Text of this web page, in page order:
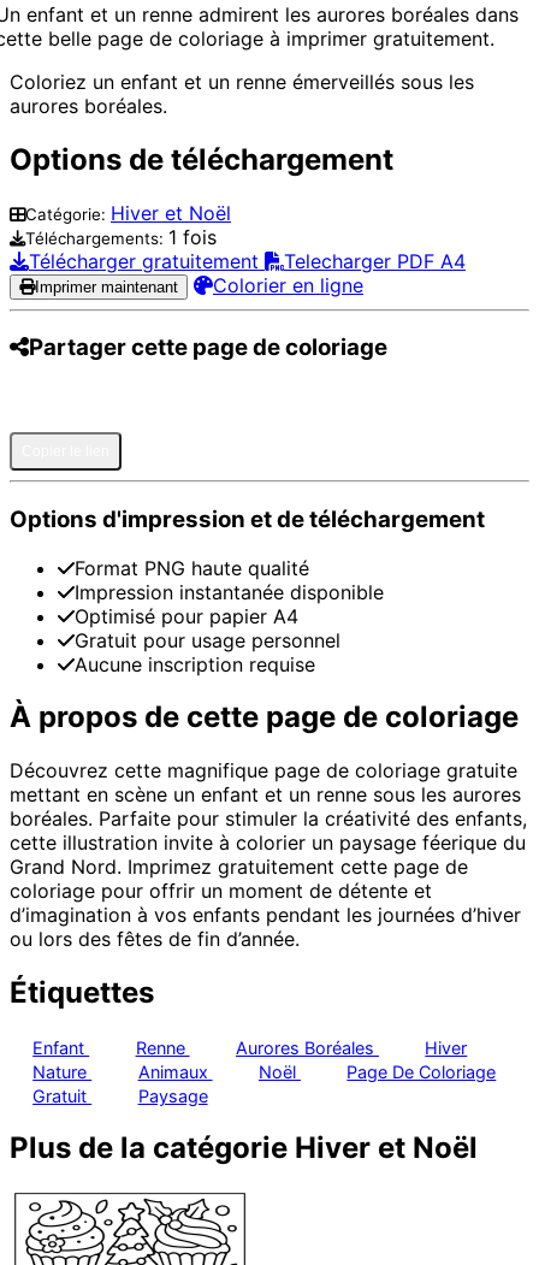
enfant et un renne admirent les aurores boréales dans
belle page de coloriage à imprimer gratuitement.
Coloriez un enfant et un renne émerveillés sous les
aurores boréales.
Options de téléchargement
Catégorie: Hiver et Noël
Téléchargements: 1 fois
Télécharger gratuitement
Telecharger PDF A4
Imprimer maintenant Colorier en ligne
Partager cette page de coloriage
Options d'impression et de téléchargement
Format PNG haute qualité
Impression instantanée disponible
Optimisé pour papier A4
Gratuit pour usage personnel
Aucune inscription requise
À propos de cette page de coloriage
Découvrez cette magnifique page de coloriage gratuite
mettant en scène un enfant et un renne sous les aurores
boréales. Parfaite pour stimuler la créativité des enfants,
cette illustration invite à colorier un paysage féerique du
Grand Nord. Imprimez gratuitement cette page de
coloriage pour offrir un moment de détente et
d’imagination à vos enfants pendant les journées d’hiver
ou lors des fêtes de fin d’année.
Étiquettes
Enfant Renne Aurores Boréales
Hiver
Nature
Animaux Noël
Page De Coloriage
Gratuit
Paysage
Plus de la catégorie Hiver et Noël